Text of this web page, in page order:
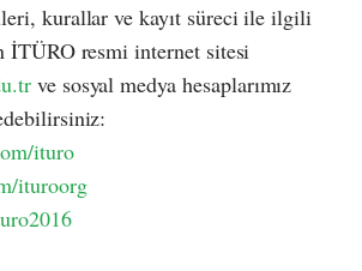
kurallar ve kayıt süreci ile ilgili
İTÜRO resmi internet sitesi
ve sosyal medya hesaplarımız
ituro
ituroorg